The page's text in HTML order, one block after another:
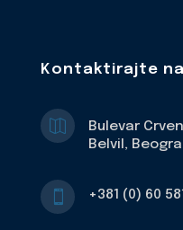
Kontaktirajte

Bulevar
Belvil,
 +381 (0) 60